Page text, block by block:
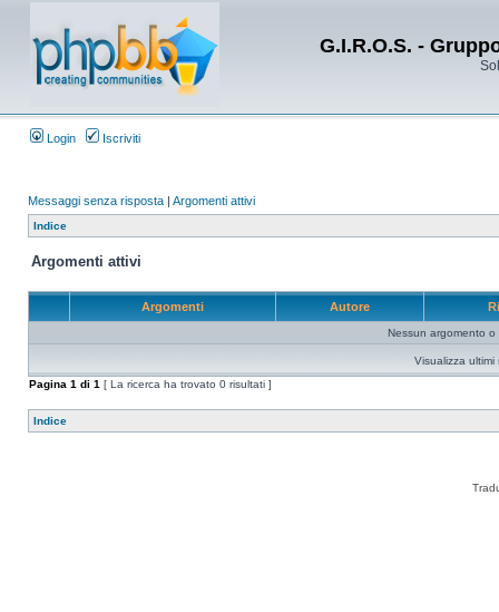
G.I.R.O.S. -
Login Iscriviti
Messaggi senza risposta | Argomenti attivi
Indice
Argomenti attivi
Argomenti Autore
Nessun argomento o
Visualizza ultimi
Pagina 1 di 1 [ La ricerca ha trovato 0 risultati ]
Indice